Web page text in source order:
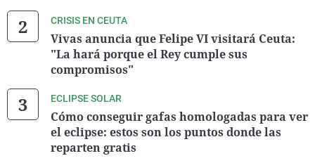
CRISIS EN CEUTA
Vivas anuncia que Felipe VI visitará Ceuta:
"La hará porque el Rey cumple sus
compromisos"
ECLIPSE SOLAR
Cómo conseguir gafas homologadas para ver
el eclipse: estos son los puntos donde las
reparten gratis